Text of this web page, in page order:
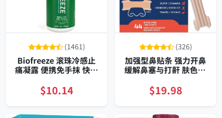
(1461)
Biofreeze 滚珠冷感止
痛凝露 便携免手抹 快速
$10.14
(326)
加强型鼻贴条 强力开鼻
缓解鼻塞与打鼾 肤色44
$19.98